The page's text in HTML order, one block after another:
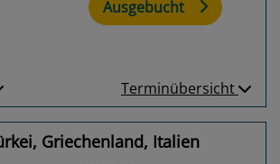
Ausgebucht
Terminübersicht
Griechenland, Italien